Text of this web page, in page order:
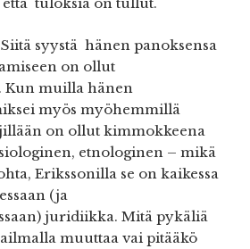
syystä hänen panoksensa
on ollut
muilla hänen
myös myöhemmillä
on ollut kimmokkeena
etnologinen – mikä
Erikssonilla se on kaikessa
(ja
juridiikka. Mitä pykäliä
muuttaa vai pitääkö